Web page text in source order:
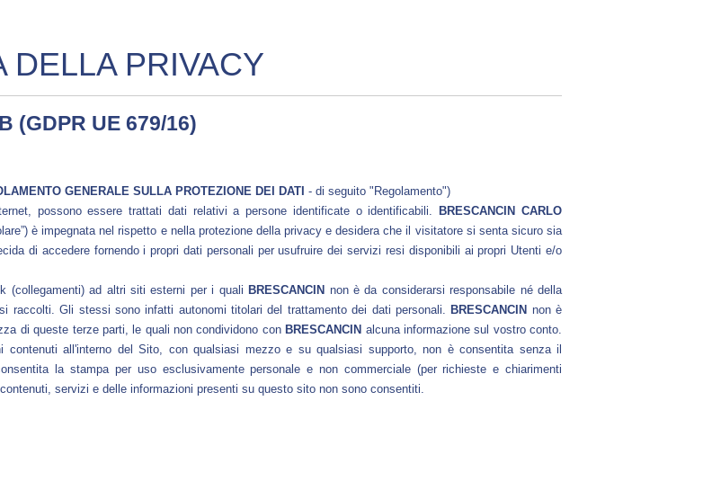
DELLA PRIVACY
(GDPR UE 679/16)
GENERALE SULLA PROTEZIONE DEI DATI - di seguito "Regolamento")
possono essere trattati dati relativi a persone identificate o identificabili.BRESCANCIN CARLO
è impegnata nel rispetto e nella protezione della privacy e desidera che il visitatore si senta sicuro sia
di accedere fornendo i propri dati personali per usufruire dei servizi resi disponibili ai propri Utenti e/o
(collegamenti) ad altri siti esterni per i qualiBRESCANCIN non è da considerarsi responsabile né della
raccolti. Gli stessi sono infatti autonomi titolari del trattamento dei dati personali.BRESCANCIN non è
di queste terze parti, le quali non condividono conBRESCANCIN alcuna informazione sul vostro conto.
contenuti all'interno del Sito, con qualsiasi mezzo e su qualsiasi supporto, non è consentita senza il
la stampa per uso esclusivamente personale e non commerciale (per richieste e chiarimenti
servizi e delle informazioni presenti su questo sito non sono consentiti.